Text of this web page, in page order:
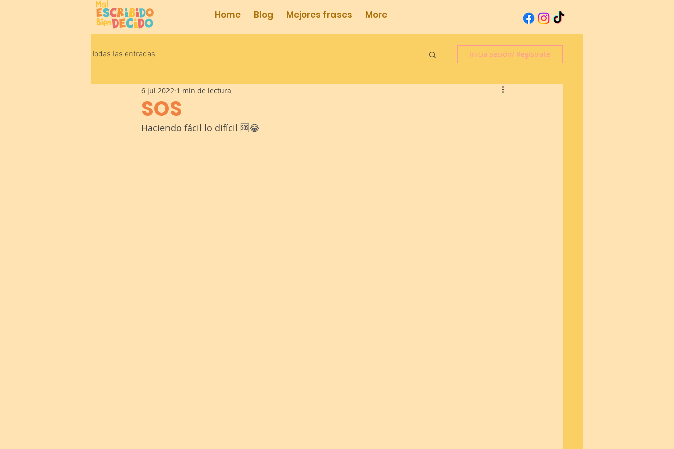
Home Blog Mejores frases More
Todas las entradas Inicia sesión/ Regístrate
SOS
6 jul 2022 1 min de lectura
Haciendo fácil lo difícil 🆘😂